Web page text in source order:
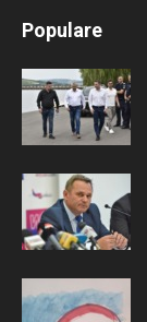
Populare